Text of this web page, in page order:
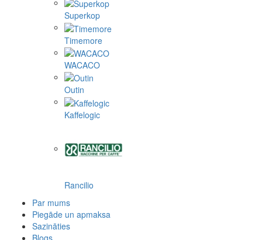
Superkop
Timemore
WACACO
Outin
Kaffelogic
Rancilio
Par mums
Piegāde un apmaksa
Sazināties
Blogs